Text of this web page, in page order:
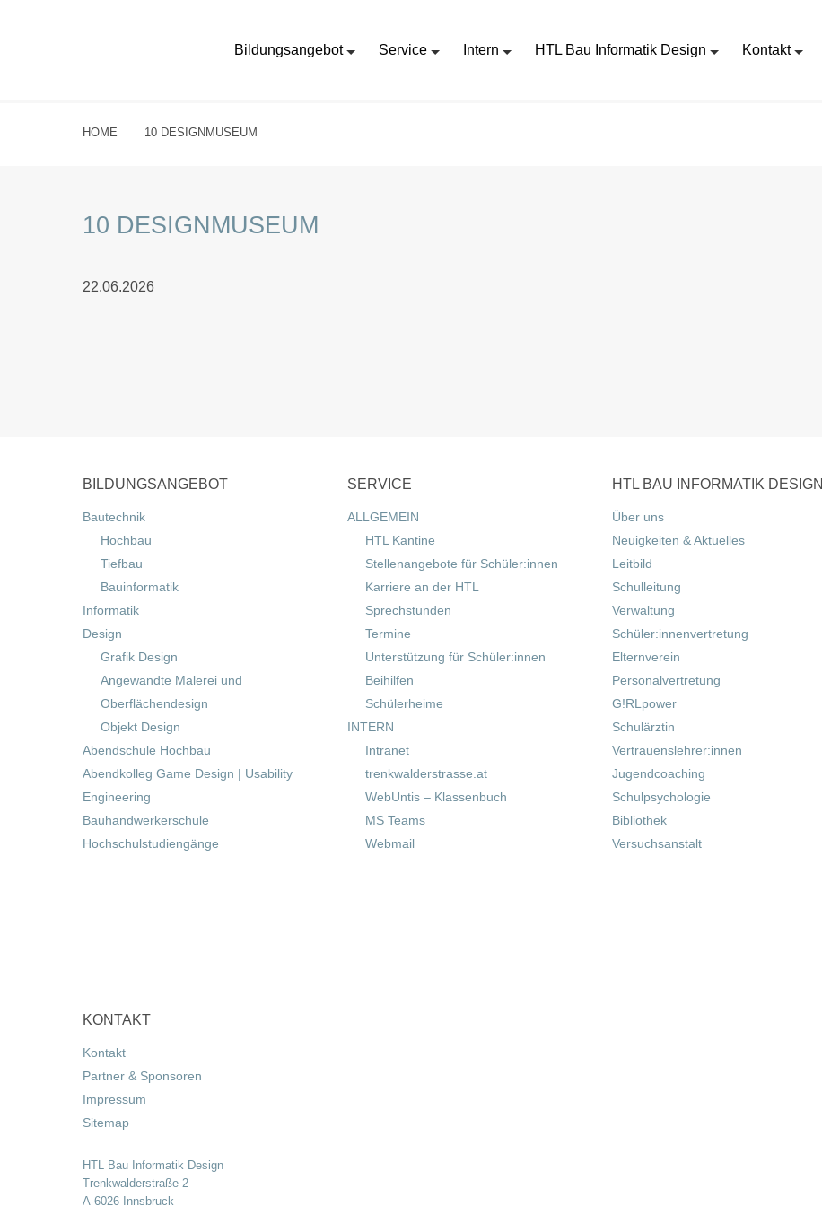
Bildungsangebot Service Intern HTL Bau Informatik Design Kontakt
HOME 10 DESIGNMUSEUM
10 DESIGNMUSEUM
22.06.2026
BILDUNGSANGEBOT
Bautechnik
Hochbau
Tiefbau
Bauinformatik
Informatik
Design
Grafik Design
Angewandte Malerei und
Oberflächendesign
Objekt Design
Abendschule Hochbau
Abendkolleg Game Design | Usability
Engineering
Bauhandwerkerschule
Hochschulstudiengänge
SERVICE
ALLGEMEIN
HTL Kantine
Stellenangebote für Schüler:innen
Karriere an der HTL
Sprechstunden
Termine
Unterstützung für Schüler:innen
Beihilfen
Schülerheime
INTERN
Intranet
trenkwalderstrasse.at
WebUntis – Klassenbuch
MS Teams
Webmail
HTL BAU INFORMATIK DESIGN
Über uns
Neuigkeiten & Aktuelles
Leitbild
Schulleitung
Verwaltung
Schüler:innenvertretung
Elternverein
Personalvertretung
G!RLpower
Schulärztin
Vertrauenslehrer:innen
Jugendcoaching
Schulpsychologie
Bibliothek
Versuchsanstalt
KONTAKT
Kontakt
Partner & Sponsoren
Impressum
Sitemap
HTL Bau Informatik Design
Trenkwalderstraße 2
A-6026 Innsbruck